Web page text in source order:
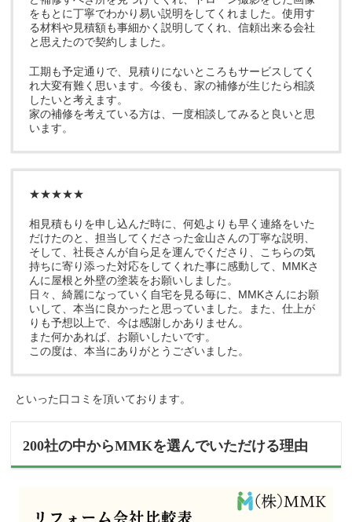
をもとに丁寧でわかり易い説明をしてくれました。使用す
る材料や見積額も事細かく説明してくれ、信頼出来る会社
と思えたので契約しました。
工期も予定通りで、見積りにないところもサービスしてく
れ大変有難く思います。今後も、家の補修が生じたら相談
したいと考えます。
家の補修を考えている方は、一度相談してみると良いと思
います。
★★★★★
相見積もりを申し込んだ時に、何処よりも早く連絡をいた
だけたのと、担当してくださった金山さんの丁寧な説明、
そして、社長さんが自ら足を運んでくださり、こちらの気
持ちに寄り添った対応をしてくれた事に感動して、MMKさ
んに屋根と外壁の塗装をお願いしました。
日々、綺麗になっていく自宅を見る毎に、MMKさんにお願
いして、本当に良かったと思っていました。また、仕上が
りも予想以上で、今は感謝しかありません。
また何かあれば、お願いしたいです。
この度は、本当にありがとうございました。
といった口コミを頂いております。
200社の中からMMKを選んでいただける理由